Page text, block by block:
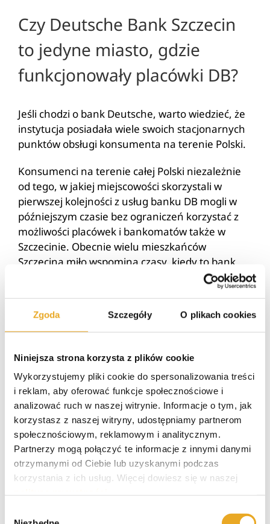
Zgoda Szczegóły O plikach cookies
Niniejsza strona korzysta z plików cookie
Wykorzystujemy pliki cookie do spersonalizowania treści
i reklam, aby oferować funkcje społecznościowe i
analizować ruch w naszej witrynie. Informacje o tym, jak
korzystasz z naszej witryny, udostępniamy partnerom
społecznościowym, reklamowym i analitycznym.
Partnerzy mogą połączyć te informacje z innymi danymi
otrzymanymi od Ciebie lub uzyskanymi podczas
korzystania z ich usług. Więcej dowiesz się w naszej
Czy Deutsche Bank Szczecin
to jedyne miasto, gdzie
funkcjonowały placówki DB?
Jeśli chodzi o bank Deutsche, warto wiedzieć, że
instytucja posiadała wiele swoich stacjonarnych
punktów obsługi konsumenta na terenie Polski.
Konsumenci na terenie całej Polski niezależnie
od tego, w jakiej miejscowości skorzystali w
pierwszej kolejności z usług banku DB mogli w
późniejszym czasie bez ograniczeń korzystać z
możliwości placówek i bankomatów także w
Szczecinie. Obecnie wielu mieszkańców
Szczecina miło wspomina czasy, kiedy to bank
Deutsche prężnie się rozwijał i przyciągał uwagę
swoją ciekawą ofertą, dopasowaną do potrzeb
nawet najbardziej wymagających klientów.
Opinie o Deutsche Banku w
Szczecinie
W dzisiejszych czasach wciąż wielu klientów
pamięta, jak działał Deutsche Bank w Szczecinie.
Według opinii byłych klientów oraz
obserwatorów jeszcze przed 2018 rokiem DB był
jedną z najbardziej rozpoznawalnych instytucji
finansowych w tym regionie. Jeszcze za czasów
świetności banków wiele osób decydowało się na